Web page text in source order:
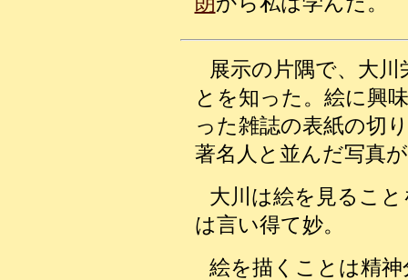
展示の片隅で、大
とを知った。絵に興
った雑誌の表紙の切
著名人と並んだ写真
大川は絵を見るこ
は言い得て妙。
絵を描くことは精神